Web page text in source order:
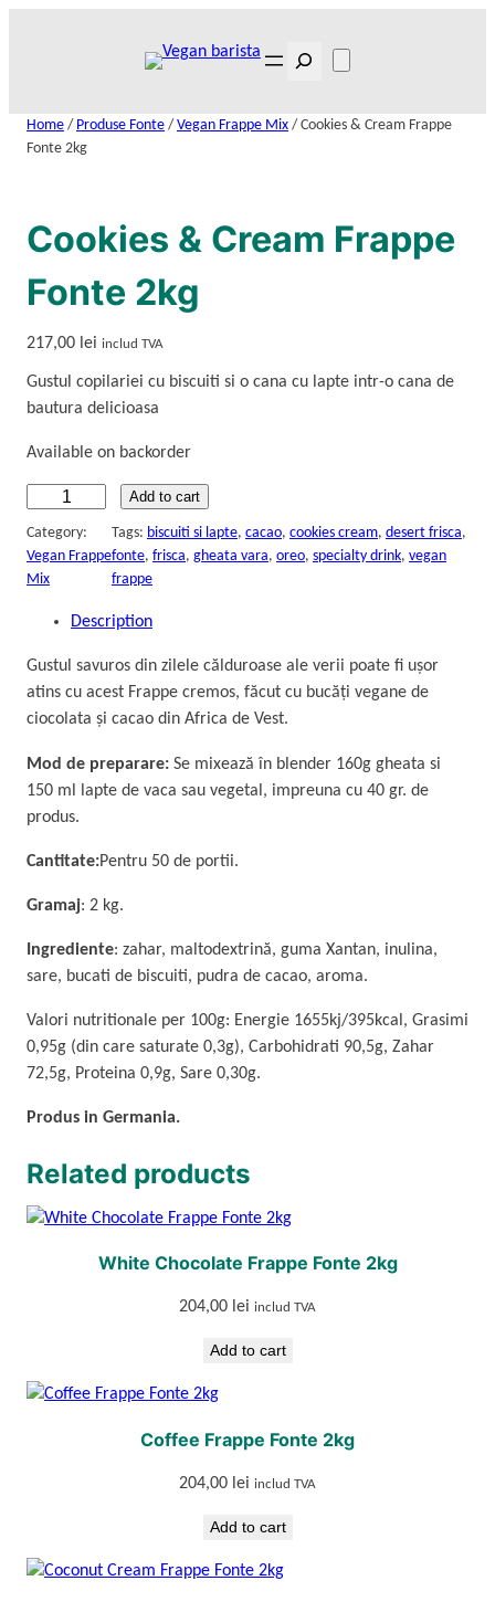
Search
Home / Produse Fonte /Vegan Frappe Mix / Cookies & Cream Frappe
Fonte 2kg
Cookies & Cream Frappe
Fonte 2kg
217,00 lei includ TVA
Gustul copilariei cu biscuiti si o cana cu lapte intr-o cana de
bautura delicioasa
Available on backorder
o
o
k
s
&
e
a
m
r
a
p
e
o
n
t
e
k
g
q
y
Add to cart
Category:
Vegan Frappe
Mix
Tags: biscuiti si lapte, cacao, cookies cream, desert frisca
fonte, frisca, gheata vara, oreo, specialty drink, vegan
frappe
Description
Gustul savuros din zilele călduroase ale verii poate fi ușor
atins cu acest Frappe cremos, făcut cu bucăți vegane de
ciocolata și cacao din Africa de Vest.
Mod de preparare: Se mixează în blender 160g gheata si
150 ml lapte de vaca sau vegetal, impreuna cu 40 gr. de
produs.
Cantitate:Pentru 50 de portii.
Gramaj: 2 kg.
Ingrediente: zahar, maltodextrină, guma Xantan, inulina,
sare, bucati de biscuiti, pudra de cacao, aroma.
Valori nutritionale per 100g: Energie 1655kj/395kcal, Grasimi
0,95g (din care saturate 0,3g), Carbohidrati 90,5g, Zahar
72,5g, Proteina 0,9g, Sare 0,30g.
Produs in Germania.
Related products
White Chocolate Frappe Fonte 2kg
204,00 lei includ TVA
Add to cart
Coffee Frappe Fonte 2kg
204,00 lei includ TVA
Add to cart